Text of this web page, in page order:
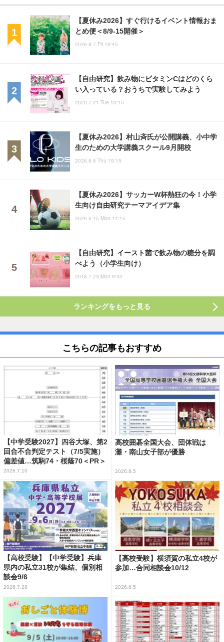
【夏休み2026】すぐ行けるイベント情報おま
とめ便＜8/9-15開催＞
2026.8.7 Fri 19:45
【自由研究】飲み物にビタミンCはどのくら
い入っている？おうちで実験してみよう
2020.7.21 Tue 10:15
【夏休み2026】村山斉氏が公開講義、小中学
生のための大学講義スクール9月開校
2026.8.6 Thu 19:15
【夏休み2026】サッカーW杯熱狂の今！小学
生向け自由研究テーマアイデア集
2026.6.15 Mon 11:15
【自由研究】イースト菌で飲み物の糖分を調
べよう（小学生向け）
2018.7.23 Mon 9:00
ランキングをもっと見る
こちらの記事もおすすめ
【中学受験2027】四谷大塚、第2
回合不合判定テスト（7/5実施）
偏差値…筑駒74・桜蔭70＜PR＞
2026.7.10
高校囲碁全国大会、団体戦は
灘・南山女子部が優勝
2026.8.5
【高校受験】【中学受験】兵庫
県内の私立31校が集結、個別相
談会9/6
2026.7.28
【高校受験】横須賀の私立4校が
参加…合同相談会10/12
2026.8.5